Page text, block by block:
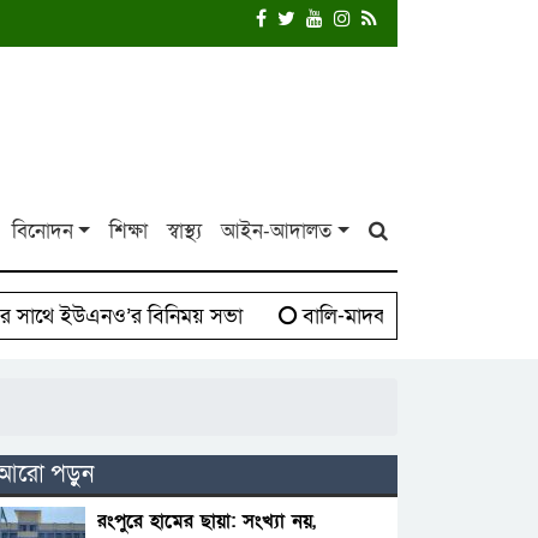
বিনোদন শিক্ষা স্বাস্থ্য আইন-আদালত
বিনিময় সভা
বালি-মাদক সিন্ডিকেট বিরুদ্ধে
পড়ুন
রংপুরে হামের ছায়া: সংখ্যা নয়,